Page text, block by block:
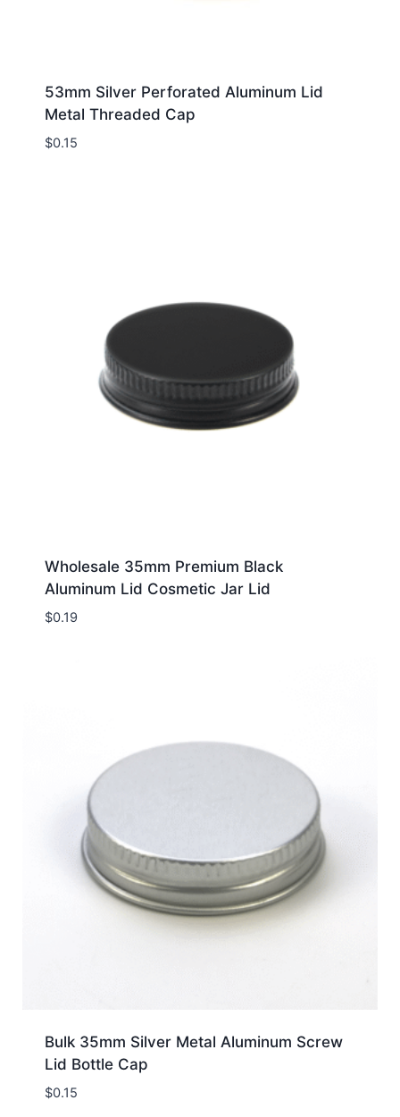
53mm Silver Perforated Aluminum Lid
Metal Threaded Cap
$0.15
Wholesale 35mm Premium Black
Aluminum Lid Cosmetic Jar Lid
$0.19
Bulk 35mm Silver Metal Aluminum Screw
Lid Bottle Cap
$0.15